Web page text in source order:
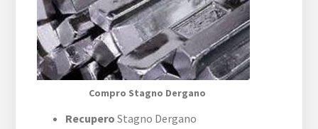
Compro Stagno Dergano
RecuperoStagno Dergano